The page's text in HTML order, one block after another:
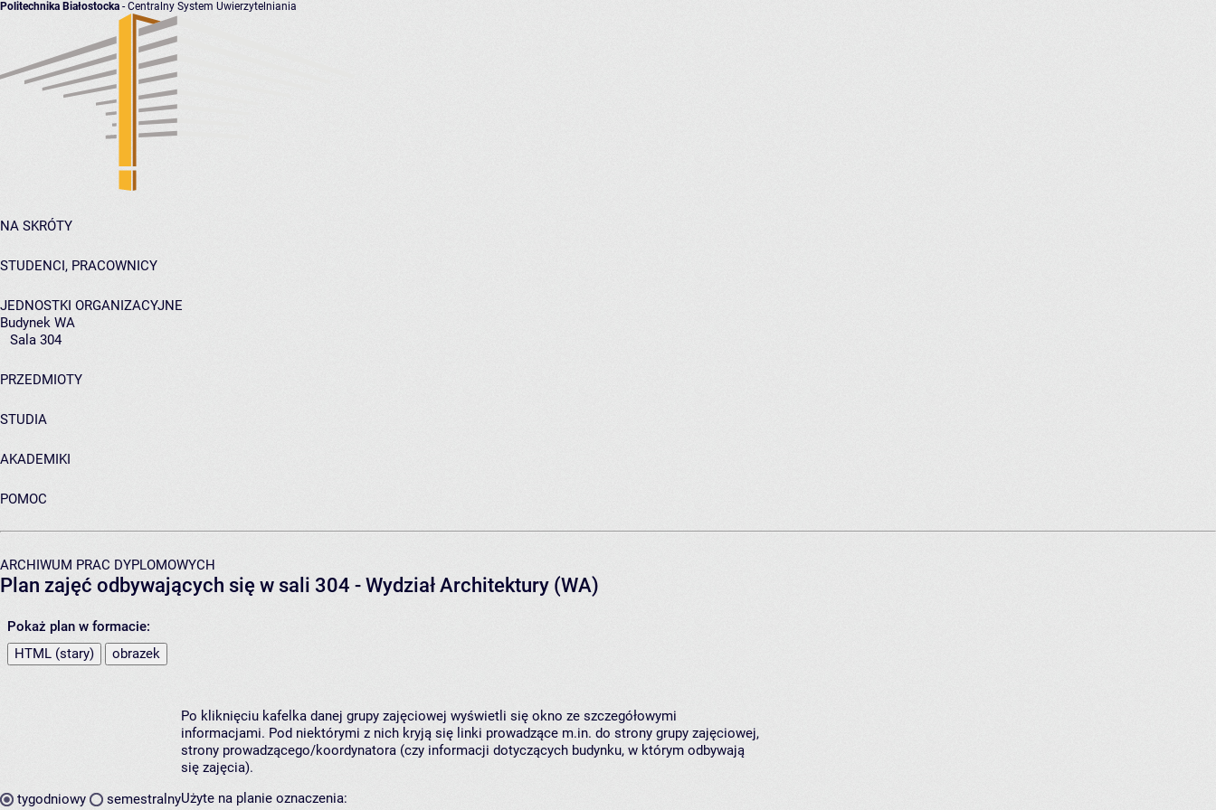
Politechnika Białostocka - Centralny System Uwierzytelniania
NA SKRÓTY
STUDENCI, PRACOWNICY
JEDNOSTKI ORGANIZACYJNE
Budynek WA
Sala 304
PRZEDMIOTY
STUDIA
AKADEMIKI
POMOC
ARCHIWUM PRAC DYPLOMOWYCH
Plan zajęć odbywających się w sali 304 - Wydział Architektury (WA)
Pokaż plan w formacie:
HTML (stary)
obrazek
tygodniowy semestralny
Po kliknięciu kafelka danej grupy zajęciowej wyświetli się okno ze szczegółowymi
informacjami. Pod niektórymi z nich kryją się linki prowadzące m.in. do strony grupy zajęciowej,
strony prowadzącego/koordynatora (czy informacji dotyczących budynku, w którym odbywają
się zajęcia).
Użyte na planie oznaczenia: